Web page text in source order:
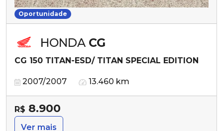
Oportunidade
HONDA CG
CG 150 TITAN-ESD/ TITAN SPECIAL EDITION
2007/2007 13.460 km
R$ 8.900
Ver mais